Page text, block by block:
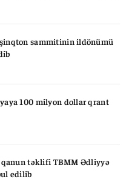
sammitinin ildönümü
100 milyon dollar qrant
qanun təklifi TBMM Ədliyyə
edilib